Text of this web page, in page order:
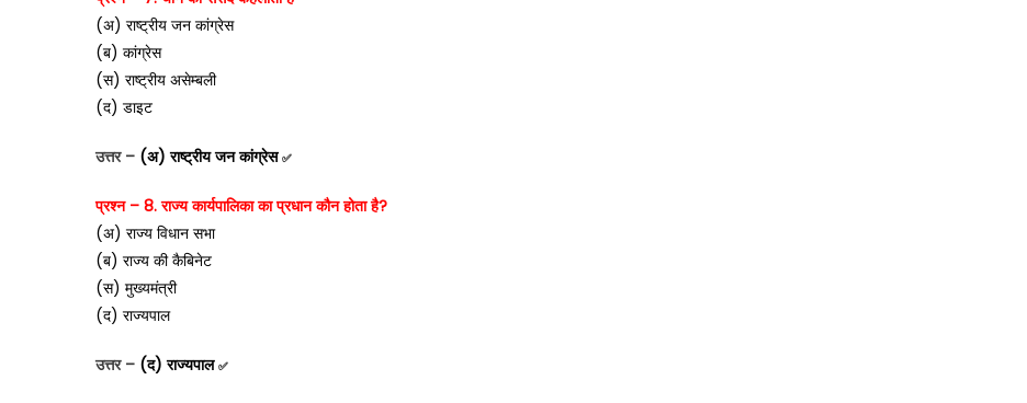
(अ) राष्ट्रीय जन कांग्रेस
(ब) कांग्रेस
(स) राष्ट्रीय असेम्बली
(द) डाइट
उत्तर – (अ) राष्ट्रीय जन कांग्रेस ✅
प्रश्न – 8. राज्य कार्यपालिका का प्रधान कौन होता है?
(अ) राज्य विधान सभा
(ब) राज्य की कैबिनेट
(स) मुख्यमंत्री
(द) राज्यपाल
उत्तर – (द) राज्यपाल ✅